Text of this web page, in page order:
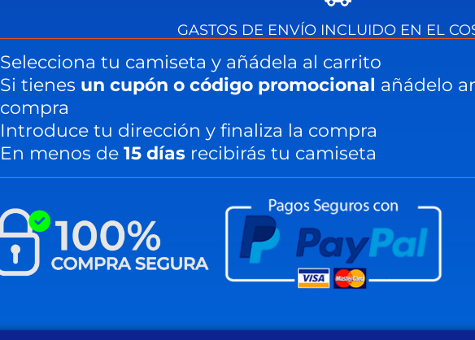
GASTOS DE ENVÍO INCLUIDO EN EL
Selecciona tu camiseta y añádela al carrito
Si tienes un cupón o código promocional añádelo
compra
Introduce tu dirección y finaliza la compra
En menos de 15 días recibirás tu camiseta